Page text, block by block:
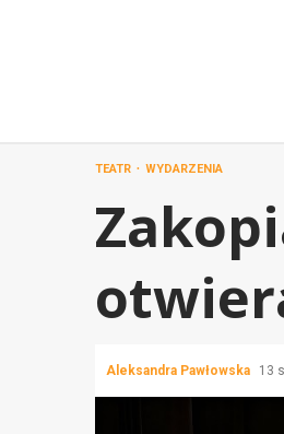
TEATR WYDARZENIA
Aleksandra Pawłowska 13